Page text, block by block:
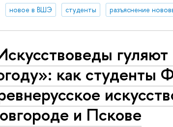
новое в ВШЭ студенты разъяснение
как студенты
и Пскове